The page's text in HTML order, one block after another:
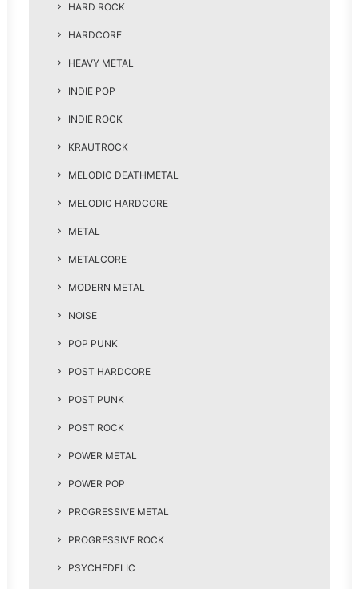
HARD ROCK
HARDCORE
HEAVY METAL
INDIE POP
INDIE ROCK
KRAUTROCK
MELODIC DEATHMETAL
MELODIC HARDCORE
METAL
METALCORE
MODERN METAL
NOISE
POP PUNK
POST HARDCORE
POST PUNK
POST ROCK
POWER METAL
POWER POP
PROGRESSIVE METAL
PROGRESSIVE ROCK
PSYCHEDELIC